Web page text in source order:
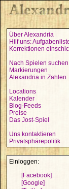
Über Alexandria
Hilf uns:
Korrektionen
Nach Spielen suchen
Markierungen
Alexandria in Zahlen
Locations
Kalender
Blog-Feeds
Preise
Das Jost-Spiel
Uns kontaktieren
Privatsphärepolitik
Einloggen:
[Facebook]
[Google]